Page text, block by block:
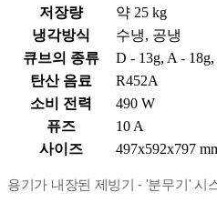
저장량
약 25 kg
냉각방식
수냉, 공냉
큐브의 종류
D - 13g, A -
탄산 음료
R452A
소비 전력
490 W
퓨즈
10 A
사이즈
497x592x797
용기가 내장된 제빙기 - '분무기' 시